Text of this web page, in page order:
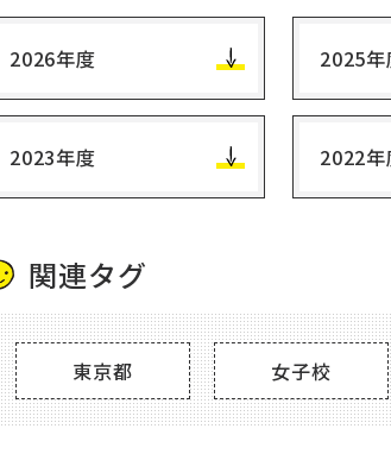
2026年度 2025年
2023年度 2022年
関連タグ
東京都 女子校